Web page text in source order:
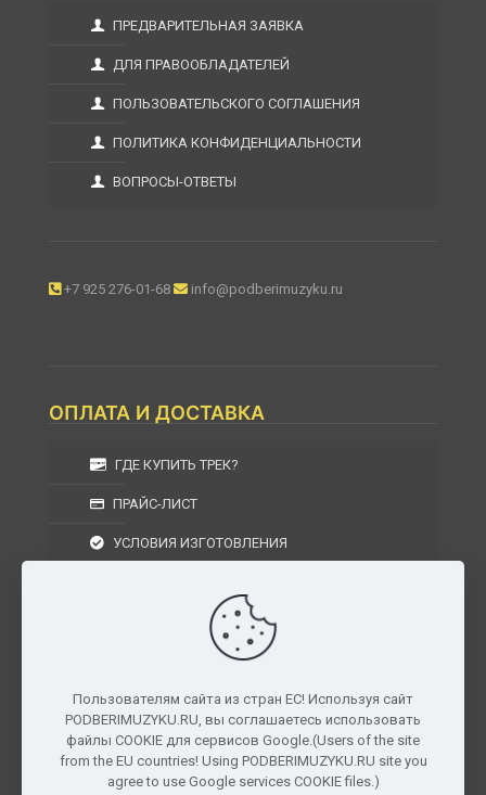
ПРЕДВАРИТЕЛЬНАЯ ЗАЯВКА
ДЛЯ ПРАВООБЛАДАТЕЛЕЙ
ПОЛЬЗОВАТЕЛЬСКОГО СОГЛАШЕНИЯ
ПОЛИТИКА КОНФИДЕНЦИАЛЬНОСТИ
ВОПРОСЫ-ОТВЕТЫ
+7 925 276-01-68 info@podberimuzyku.ru
ОПЛАТА И ДОСТАВКА
ГДЕ КУПИТЬ ТРЕК?
ПРАЙС-ЛИСТ
УСЛОВИЯ ИЗГОТОВЛЕНИЯ
УСЛОВИЯ ВОЗВРАТА
г. Москва, Московская область, Центральный
федеральный округ, РФ, Россия
Пользователям сайта из стран ЕС! Используя сайт
PODBERIMUZYKU.RU, вы соглашаетесь использовать
файлы COOKIE для сервисов Google.(Users of the site
from the EU countries! Using PODBERIMUZYKU.RU site you
agree to use Google services COOKIE files.)